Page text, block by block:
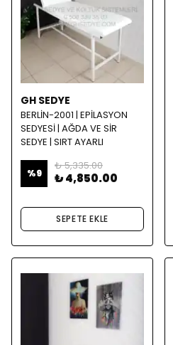
GH SEDYE
BERLİN-2001 | EPİLASYON
SEDYESİ | AĞDA VE SİR
SEDYE | SIRT AYARLI
%9
₺ 5,335.00
₺ 4,850.00
SEPETE EKLE